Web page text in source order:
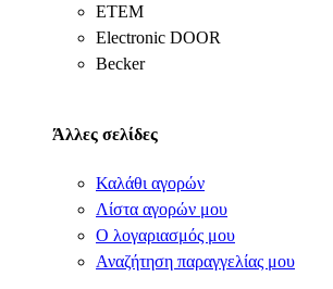
ΕΤΕΜ
Electronic DOOR
Becker
Άλλες σελίδες
Καλάθι αγορών
Λίστα αγορών μου
Ο λογαριασμός μου
Αναζήτηση παραγγελίας μου